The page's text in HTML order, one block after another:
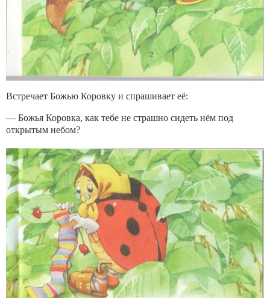
Встречает Божью Коровку и спрашивает её:
— Божья Коровка, как тебе не страшно сидеть нём под
открытым небом?